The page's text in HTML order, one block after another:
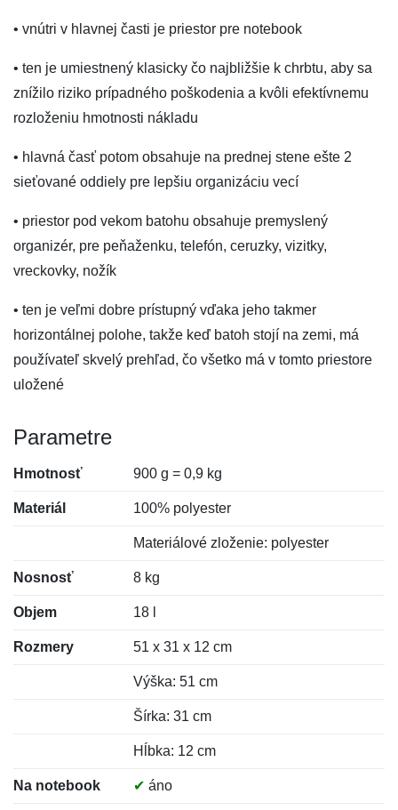
• vnútri v hlavnej časti je priestor pre notebook
• ten je umiestnený klasicky čo najbližšie k chrbtu, aby sa
znížilo riziko prípadného poškodenia a kvôli efektívnemu
rozloženiu hmotnosti nákladu
• hlavná časť potom obsahuje na prednej stene ešte 2
sieťované oddiely pre lepšiu organizáciu vecí
• priestor pod vekom batohu obsahuje premyslený
organizér, pre peňaženku, telefón, ceruzky, vizitky,
vreckovky, nožík
• ten je veľmi dobre prístupný vďaka jeho takmer
horizontálnej polohe, takže keď batoh stojí na zemi, má
používateľ skvelý prehľad, čo všetko má v tomto priestore
uložené
Parametre
Hmotnosť 900 g = 0,9 kg
Materiál 100% polyester
Materiálové zloženie: polyester
Nosnosť 8 kg
Objem 18 l
Rozmery 51 x 31 x 12 cm
Výška: 51 cm
Šírka: 31 cm
Hĺbka: 12 cm
Na notebook ✔ áno